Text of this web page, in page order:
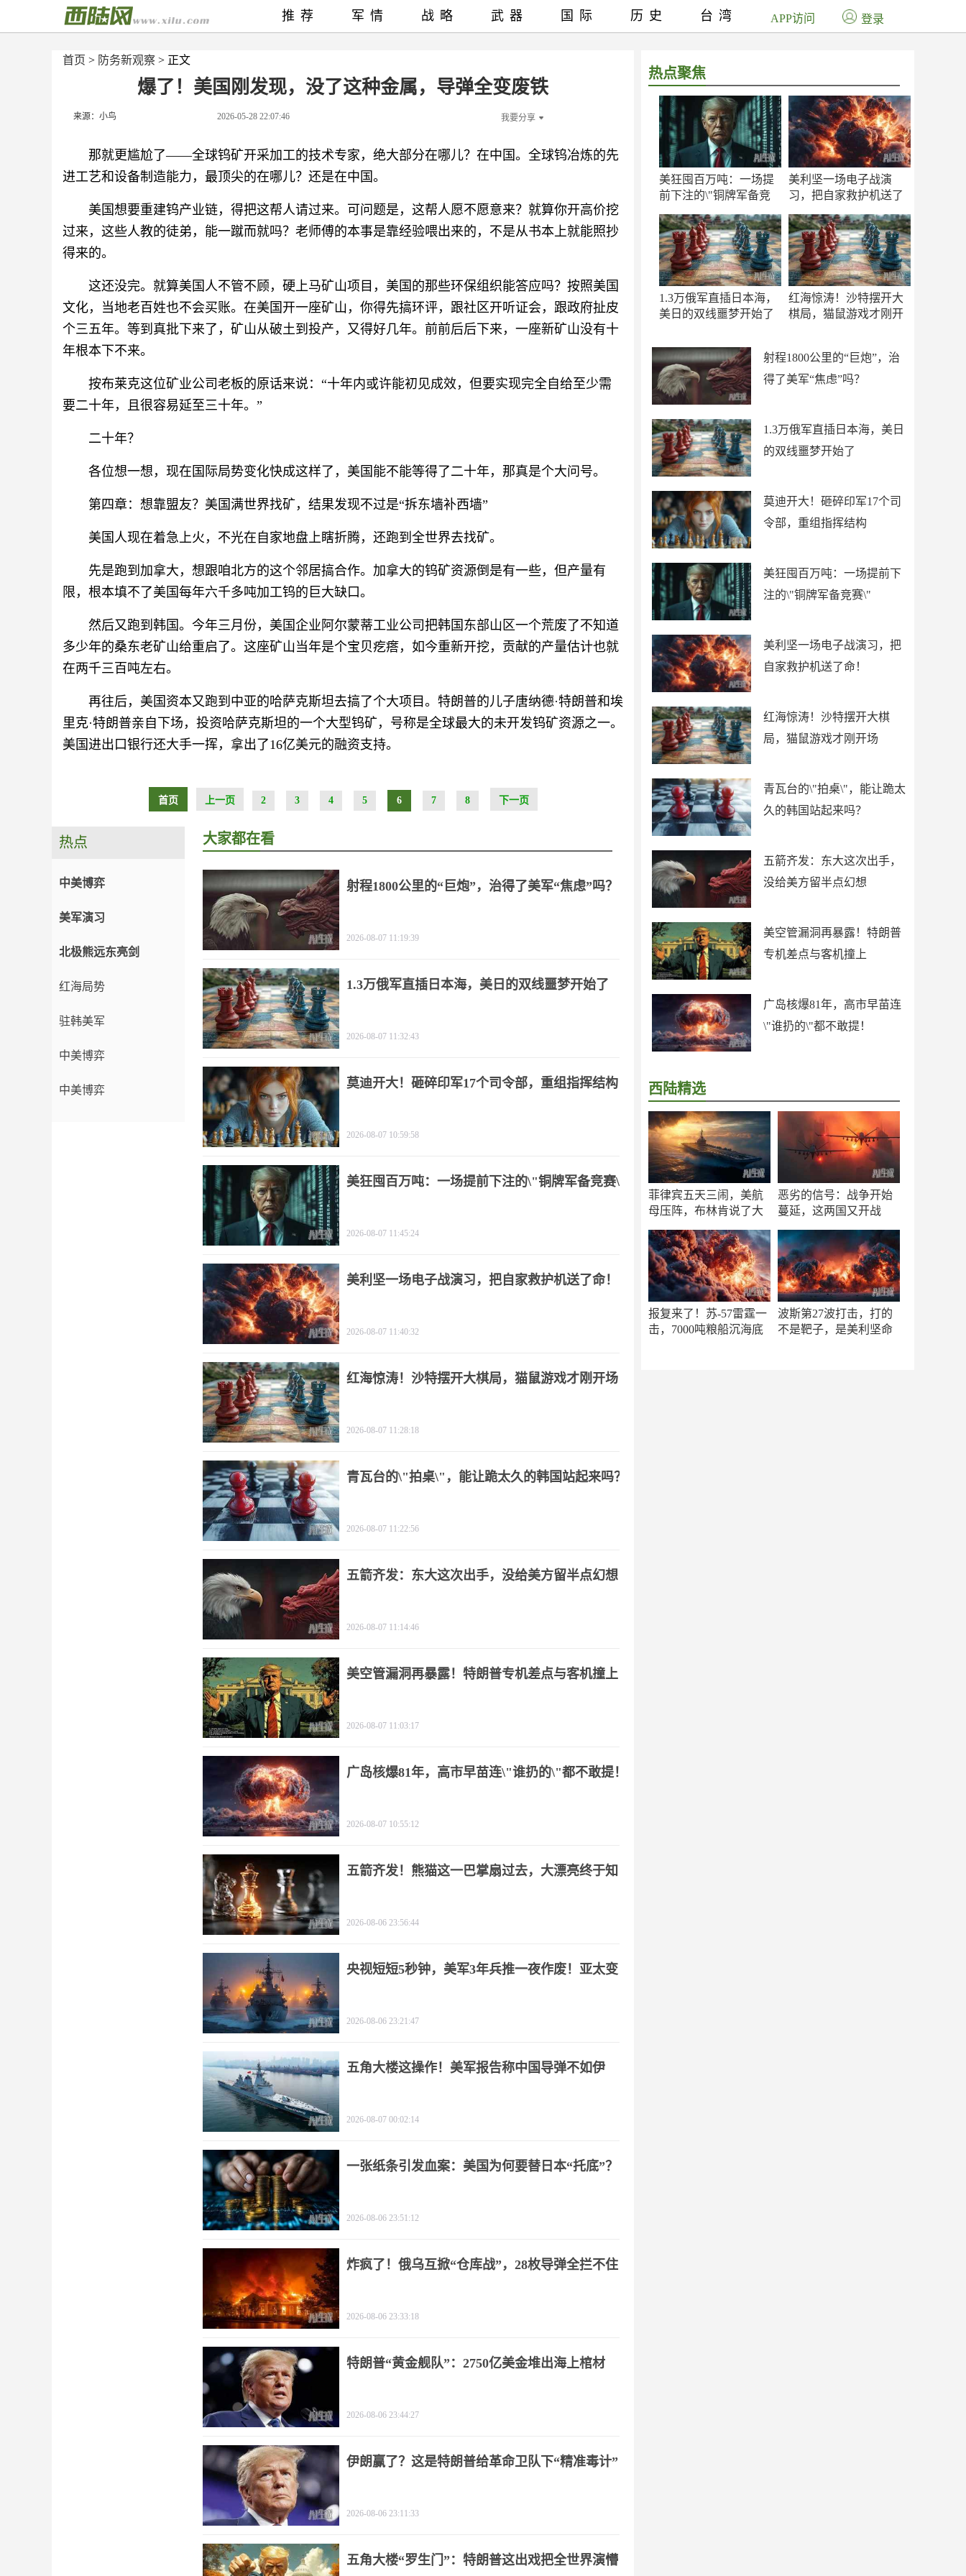
首页 > 防务新观察 > 正文
爆了！美国刚发现，没了这种金属，导弹全变废铁
来源：小鸟 2026-05-28 22:07:46 我要分享
那就更尴尬了——全球钨矿开采加工的技术专家，绝大部分在哪儿？在中国。全球钨冶炼的先
进工艺和设备制造能力，最顶尖的在哪儿？还是在中国。
美国想要重建钨产业链，得把这帮人请过来。可问题是，这帮人愿不愿意来？就算你开高价挖
过来，这些人教的徒弟，能一蹴而就吗？老师傅的本事是靠经验喂出来的，不是从书本上就能照抄
得来的。
这还没完。就算美国人不管不顾，硬上马矿山项目，美国的那些环保组织能答应吗？按照美国
文化，当地老百姓也不会买账。在美国开一座矿山，你得先搞环评，跟社区开听证会，跟政府扯皮
个三五年。等到真批下来了，矿山从破土到投产，又得好几年。前前后后下来，一座新矿山没有十
年根本下不来。
按布莱克这位矿业公司老板的原话来说：“十年内或许能初见成效，但要实现完全自给至少需
要二十年，且很容易延至三十年。”
二十年？
各位想一想，现在国际局势变化快成这样了，美国能不能等得了二十年，那真是个大问号。
第四章：想靠盟友？美国满世界找矿，结果发现不过是“拆东墙补西墙”
美国人现在着急上火，不光在自家地盘上瞎折腾，还跑到全世界去找矿。
先是跑到加拿大，想跟咱北方的这个邻居搞合作。加拿大的钨矿资源倒是有一些，但产量有
限，根本填不了美国每年六千多吨加工钨的巨大缺口。
然后又跑到韩国。今年三月份，美国企业阿尔蒙蒂工业公司把韩国东部山区一个荒废了不知道
多少年的桑东老矿山给重启了。这座矿山当年是个宝贝疙瘩，如今重新开挖，贡献的产量估计也就
在两千三百吨左右。
再往后，美国资本又跑到中亚的哈萨克斯坦去搞了个大项目。特朗普的儿子唐纳德·特朗普和埃
里克·特朗普亲自下场，投资哈萨克斯坦的一个大型钨矿，号称是全球最大的未开发钨矿资源之一。
美国进出口银行还大手一挥，拿出了16亿美元的融资支持。
首页 上一页 2 3 4 5 6 7 8 下一页
热点聚焦
美狂囤百万吨：一场提
前下注的\"铜牌军备竞
美利坚一场电子战演
习，把自家救护机送了
1.3万俄军直插日本海，
美日的双线噩梦开始了
红海惊涛！沙特摆开大
棋局，猫鼠游戏才刚开
射程1800公里的“巨炮”，治
得了美军“焦虑”吗？
1.3万俄军直插日本海，美日
的双线噩梦开始了
莫迪开大！砸碎印军17个司
令部，重组指挥结构
美狂囤百万吨：一场提前下
注的\"铜牌军备竞赛\"
美利坚一场电子战演习，把
自家救护机送了命！
红海惊涛！沙特摆开大棋
局，猫鼠游戏才刚开场
青瓦台的\"拍桌\"，能让跪太
久的韩国站起来吗？
五箭齐发：东大这次出手，
没给美方留半点幻想
美空管漏洞再暴露！特朗普
专机差点与客机撞上
广岛核爆81年，高市早苗连
\"谁扔的\"都不敢提！
西陆精选
菲律宾五天三闹，美航
母压阵，布林肯说了大
恶劣的信号：战争开始
蔓延，这两国又开战
报复来了！苏-57雷霆一
击，7000吨粮船沉海底
波斯第27波打击，打的
不是靶子，是美利坚命
推荐 军情 战略 武器 国际 历史 台湾 APP访问 登录
热点
中美博弈
美军演习
北极熊远东亮剑
红海局势
驻韩美军
中美博弈
中美博弈
大家都在看
射程1800公里的“巨炮”，治得了美军“焦虑”吗？
2026-08-07 11:19:39
1.3万俄军直插日本海，美日的双线噩梦开始了
2026-08-07 11:32:43
莫迪开大！砸碎印军17个司令部，重组指挥结构
2026-08-07 10:59:58
美狂囤百万吨：一场提前下注的\"铜牌军备竞赛\"
2026-08-07 11:45:24
美利坚一场电子战演习，把自家救护机送了命！
2026-08-07 11:40:32
红海惊涛！沙特摆开大棋局，猫鼠游戏才刚开场
2026-08-07 11:28:18
青瓦台的\"拍桌\"，能让跪太久的韩国站起来吗？
2026-08-07 11:22:56
五箭齐发：东大这次出手，没给美方留半点幻想
2026-08-07 11:14:46
美空管漏洞再暴露！特朗普专机差点与客机撞上
2026-08-07 11:03:17
广岛核爆81年，高市早苗连\"谁扔的\"都不敢提！
2026-08-07 10:55:12
五箭齐发！熊猫这一巴掌扇过去，大漂亮终于知
2026-08-06 23:56:44
央视短短5秒钟，美军3年兵推一夜作废！亚太变
2026-08-06 23:21:47
五角大楼这操作！美军报告称中国导弹不如伊
2026-08-07 00:02:14
一张纸条引发血案：美国为何要替日本“托底”？
2026-08-06 23:51:12
炸疯了！俄乌互掀“仓库战”，28枚导弹全拦不住
2026-08-06 23:33:18
特朗普“黄金舰队”：2750亿美金堆出海上棺材
2026-08-06 23:44:27
伊朗赢了？这是特朗普给革命卫队下“精准毒计”
2026-08-06 23:11:33
五角大楼“罗生门”：特朗普这出戏把全世界演懵